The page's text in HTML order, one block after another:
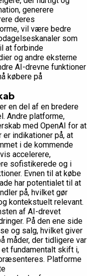
generere
deres
vil være bedre
som
at forbinde
og andre eksterne
AI-drevne funktioner
købere på
en del af en bredere
Andre platforme,
med OpenAI for at
er indikationer på, at
i de kommende
accelerere,
sofistikerede og i
Evnen til at købe
har potentialet til at
på, hvilket gør
kontekstuelt relevant.
af AI-drevet
På den ene side
og salg, hvilket giver
måder, der tidligere var
fundamentalt skift i,
Platforme